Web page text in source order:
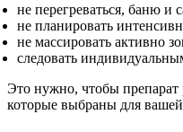
не перегреваться, баню и
не планировать
не массировать активно
следовать
Это нужно, чтобы препарат
которые выбраны для